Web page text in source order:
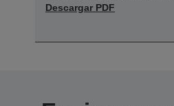
Descargar PDF